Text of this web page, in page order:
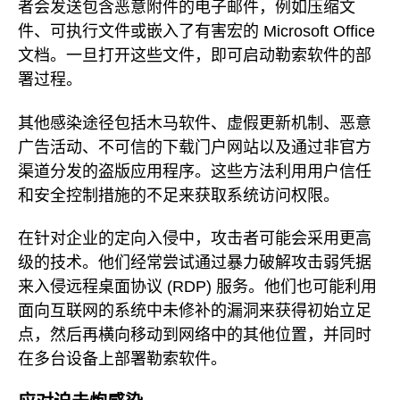
者会发送包含恶意附件的电子邮件，例如压缩文
件、可执行文件或嵌入了有害宏的 Microsoft Office
文档。一旦打开这些文件，即可启动勒索软件的部
署过程。
其他感染途径包括木马软件、虚假更新机制、恶意
广告活动、不可信的下载门户网站以及通过非官方
渠道分发的盗版应用程序。这些方法利用用户信任
和安全控制措施的不足来获取系统访问权限。
在针对企业的定向入侵中，攻击者可能会采用更高
级的技术。他们经常尝试通过暴力破解攻击弱凭据
来入侵远程桌面协议 (RDP) 服务。他们也可能利用
面向互联网的系统中未修补的漏洞来获得初始立足
点，然后再横向移动到网络中的其他位置，并同时
在多台设备上部署勒索软件。